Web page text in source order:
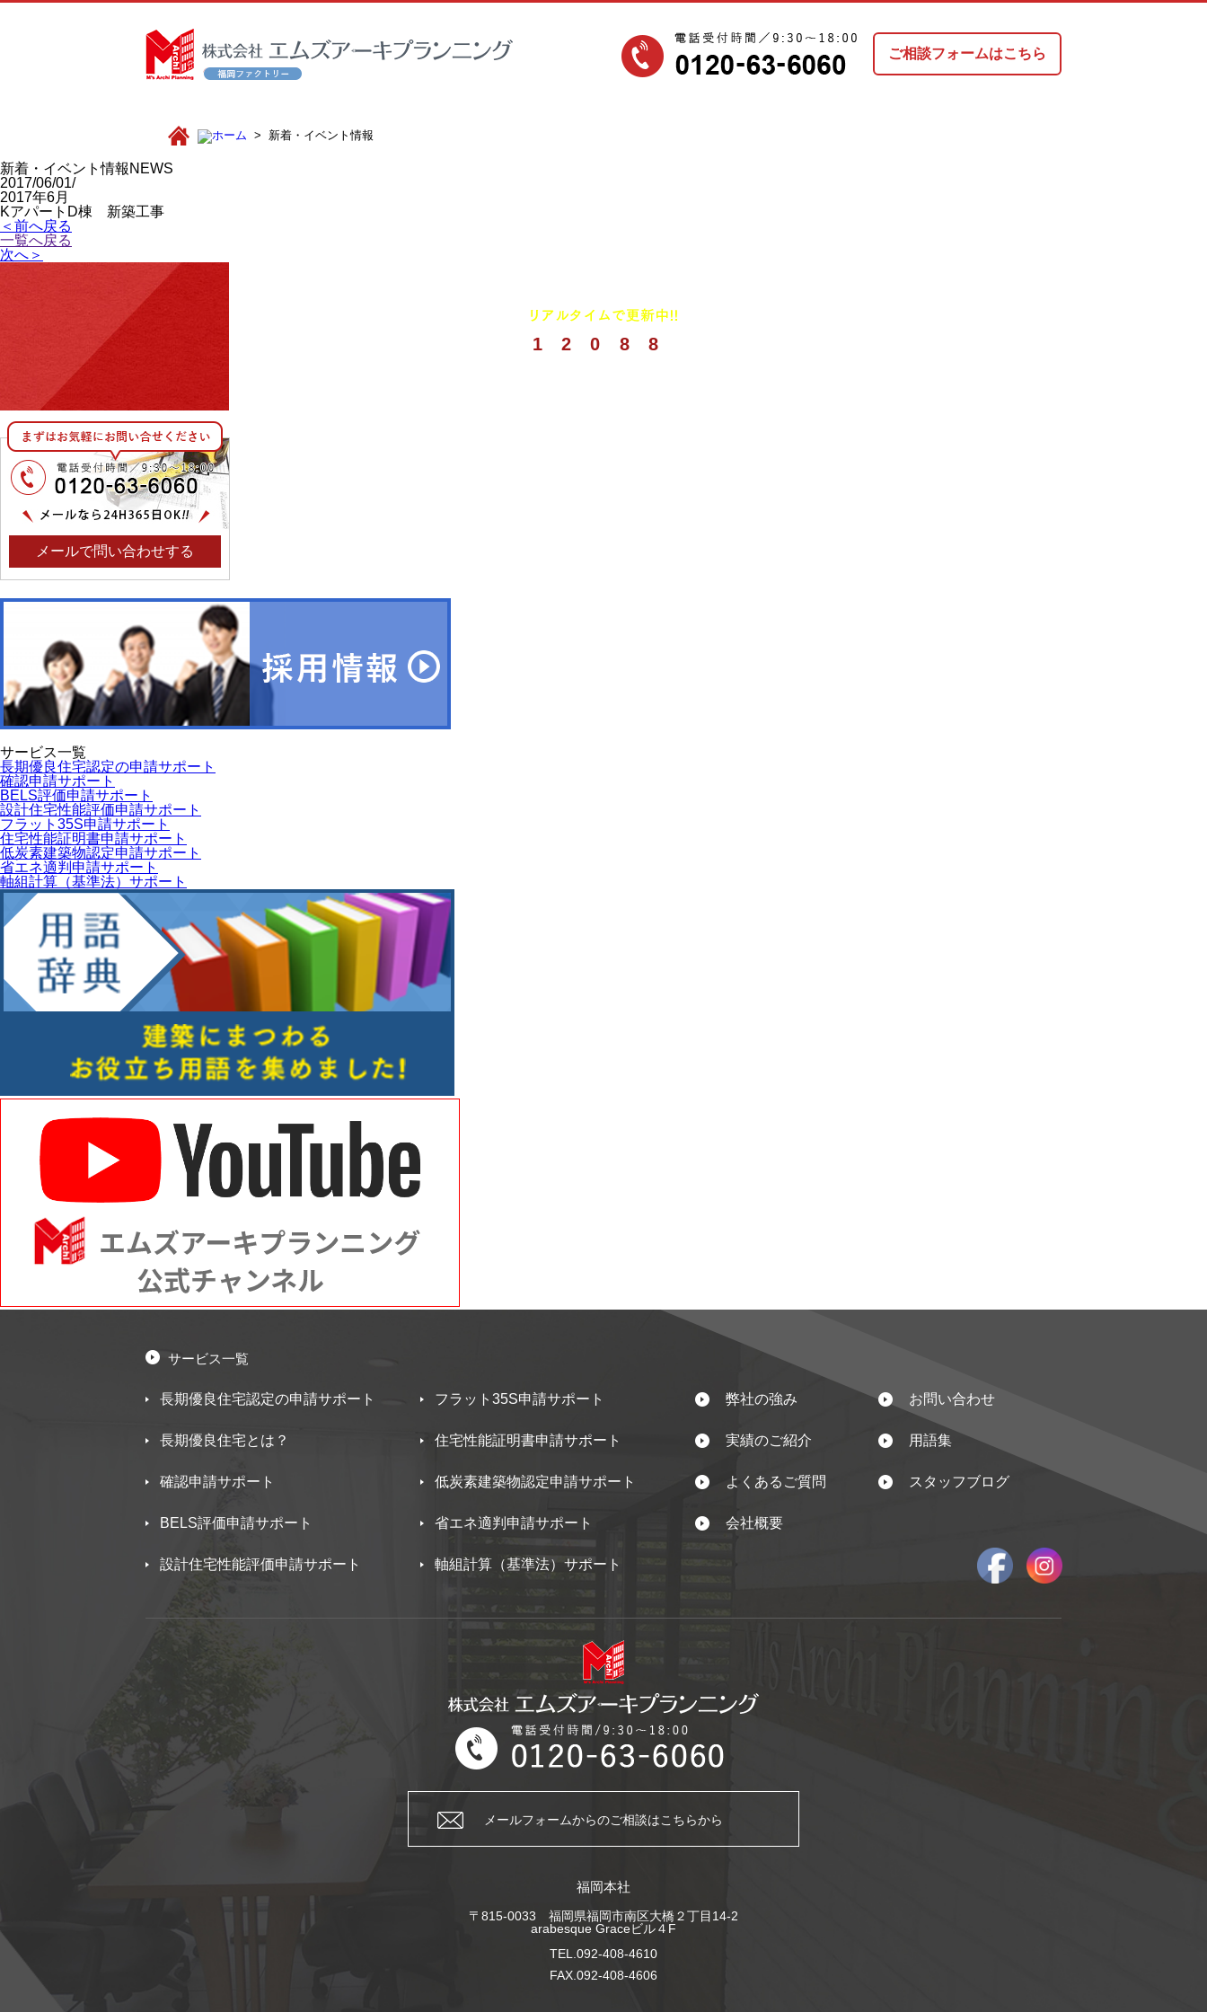
ご相談フォームはこちら
新着・イベント情報
新着・イベント情報 NEWS
2017/06/01/
2017年6月
KアパートD棟 新築工事
＜前へ戻る
一覧へ戻る
次へ＞
1 2 0 8 8
メールで問い合わせする
サービス一覧
長期優良住宅認定の申請サポート
確認申請サポート
BELS評価申請サポート
設計住宅性能評価申請サポート
フラット35S申請サポート
住宅性能証明書申請サポート
低炭素建築物認定申請サポート
省エネ適判申請サポート
軸組計算（基準法）サポート
サービス一覧
長期優良住宅認定の申請サポート
長期優良住宅とは？
確認申請サポート
BELS評価申請サポート
設計住宅性能評価申請サポート
フラット35S申請サポート
住宅性能証明書申請サポート
低炭素建築物認定申請サポート
省エネ適判申請サポート
軸組計算（基準法）サポート
弊社の強み
実績のご紹介
よくあるご質問
会社概要
お問い合わせ
用語集
スタッフブログ
メールフォームからのご相談はこちらから
福岡本社
〒815-0033 福岡県福岡市南区大橋２丁目14-2
arabesque Graceビル４F
TEL.092-408-4610
FAX.092-408-4606